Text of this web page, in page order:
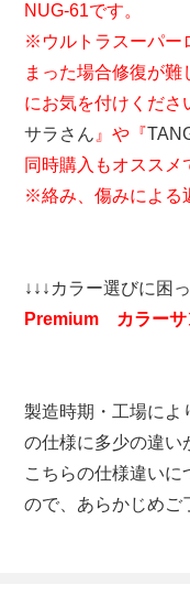
NUG-61です。
※ウルトラスーパー
まった場合修復が
にお気を付けくださ
サラさん』や『
同時購入もオススメ
※絡み、傷みによる
↓↓↓カラー選びに困
Premium カラー
製造時期・工場によ
の仕様に多少の違い
こちらの仕様違いに
ので、あらかじめご